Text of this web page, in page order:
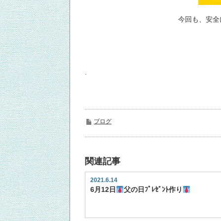
今回も、安
.
ブログ
関連記事
2021.6.14
6月12日 父の日ﾌﾟﾚｾﾞﾝﾄ作り